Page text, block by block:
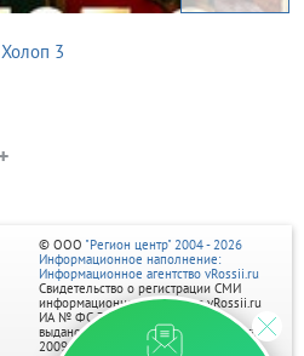
Холоп 3
© ООО "Регион центр" 2004 - 2026
Информационное наполнение:
Информационное агентство vRossii.ru
Свидетельство о регистрации СМИ
информационного агентства vRossii.ru
ИА № ФС 77‑35502
выдано РОСКОМНАДЗОРом 04 марта
2009г.